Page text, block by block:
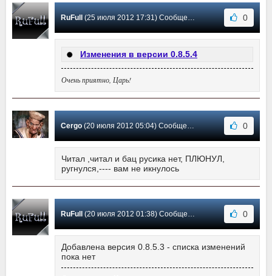
RuFull (25 июля 2012 17:31) Сообщение #19 0
Изменения в версии 0.8.5.4
Очень приятно, Царь!
Cergo(20 июля 2012 05:04) Сообщение #18 0
Читал ,читал и бац русика нет, ПЛЮНУЛ,
ругнулся,---- вам не икнулось
RuFull (20 июля 2012 01:38) Сообщение #17 0
Добавлена версия 0.8.5.3 - списка изменений
пока нет